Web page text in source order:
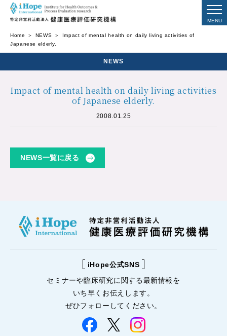
Home NEWS
Impact of mental health on daily living activities of
Japanese elderly.
NEWS
Impact of mental health on daily living activities
of Japanese elderly.
2008.01.25
NEWS一覧に戻る
iHope公式SNS
セミナーや臨床研究に関する最新情報を
いち早くお伝えします。
ぜひフォローしてください。